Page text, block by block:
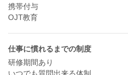
携帯付与
OJT教育
仕事に慣れるまでの制度
研修期間あり
いつでも質問出来る体制